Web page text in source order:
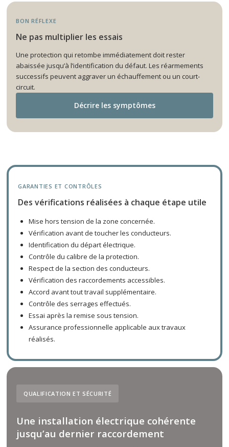
BON RÉFLEXE
Ne pas multiplier les essais
Une protection qui retombe immédiatement doit rester
abaissée jusqu’à l’identification du défaut. Les réarmements
successifs peuvent aggraver un échauffement ou un court-
circuit.
Décrire les symptômes
GARANTIES ET CONTRÔLES
Des vérifications réalisées à chaque étape utile
Mise hors tension de la zone concernée.
Vérification avant de toucher les conducteurs.
Identification du départ électrique.
Contrôle du calibre de la protection.
Respect de la section des conducteurs.
Vérification des raccordements accessibles.
Accord avant tout travail supplémentaire.
Contrôle des serrages effectués.
Essai après la remise sous tension.
Assurance professionnelle applicable aux travaux
réalisés.
QUALIFICATION ET SÉCURITÉ
Une installation électrique cohérente
jusqu’au dernier raccordement